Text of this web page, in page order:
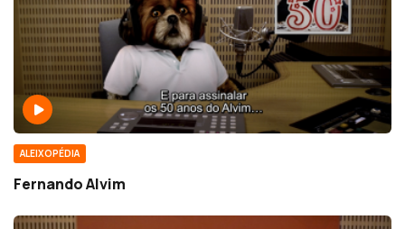
ALEIXOPÉDIA
Fernando Alvim